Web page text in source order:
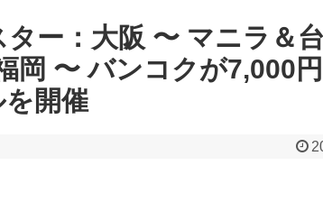
ー：大阪 〜 マニラ＆
岡 〜 バンコクが7,000
を開催